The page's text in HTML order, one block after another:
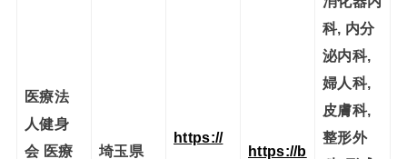
医療法
人健身
会 医療
埼玉県
https://
https://b
科, 内分
泌内科,
婦人科,
皮膚科,
整形外